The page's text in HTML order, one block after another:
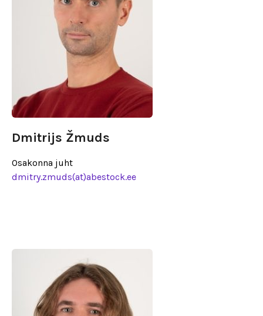
Dmitrijs Žmuds
Osakonna juht
dmitry.zmuds(at)abestock.ee